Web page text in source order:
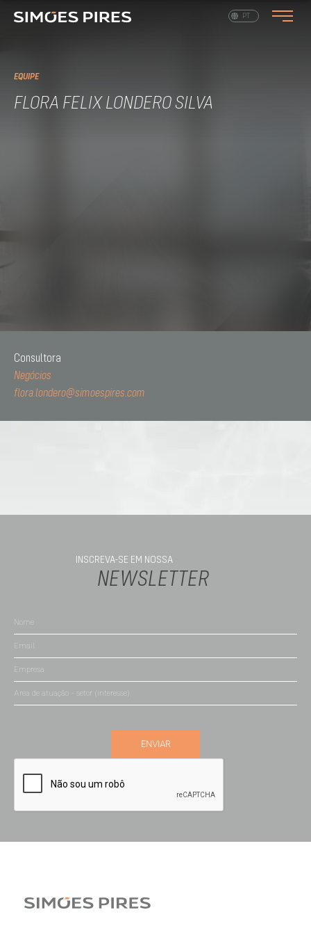
PT
EQUIPE
FLORA FELIX LONDERO SILVA
Consultora
Negócios
flora.londero@simoespires.com
INSCREVA-SE EM NOSSA
NEWSLETTER